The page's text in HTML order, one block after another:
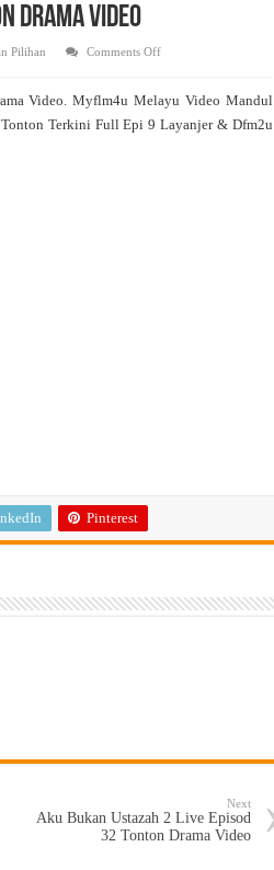
Drama Video
Pilihan Comments Offon
Live
9
Video. Myflm4u Melayu Video Mandul
Tonton Terkini Full Epi 9 Layanjer & Dfm2u
Pinterest
Next
Aku Bukan Ustazah 2 Live Episod
32 Tonton Drama Video